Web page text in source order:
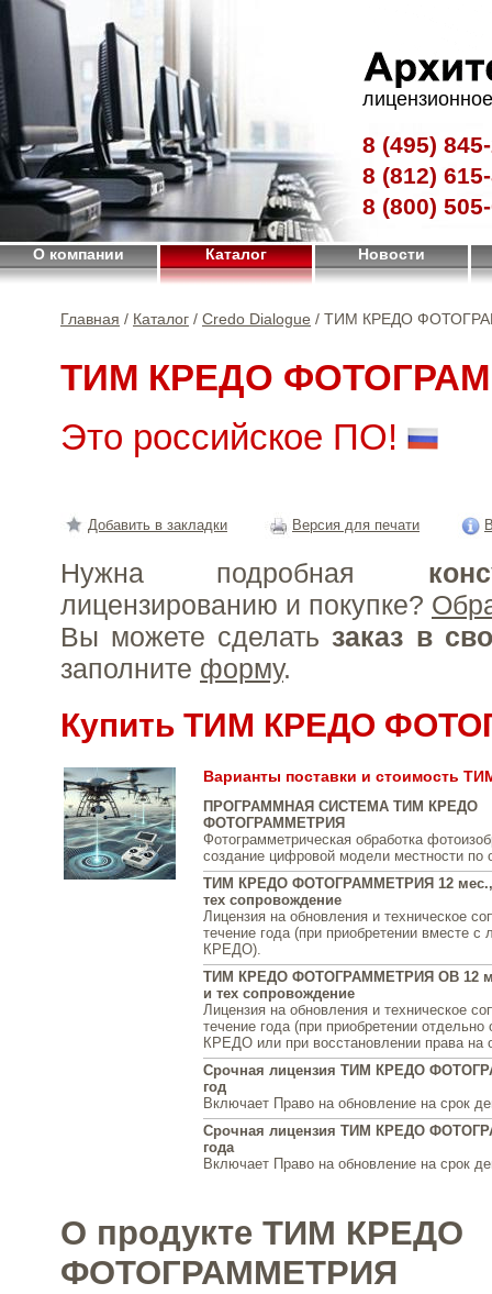
8 (495)
8 (812)
8 (800)
О компании Каталог Новости
Главная / Каталог / Credo Dialogue / ТИМ КРЕДО
ТИМ КРЕДО
Это российское ПО!
Добавить в закладки Версия для печати
Нужна подробная
лицензированию и покупке?
Вы можете сделать заказ в
заполните форму.
Купить ТИМ КРЕДО
Варианты поставки и стоимость
ПРОГРАММНАЯ СИСТЕМА ТИМ КРЕДО
ФОТОГРАММЕТРИЯ
Фотограмметрическая обработка
создание цифровой модели местности по
ТИМ КРЕДО ФОТОГРАММЕТРИЯ 12 мес.,
тех сопровождение
Лицензия на обновления и техническое
течение года (при приобретении вместе
КРЕДО).
ТИМ КРЕДО ФОТОГРАММЕТРИЯ ОВ 12
и тех сопровождение
Лицензия на обновления и техническое
течение года (при приобретении
КРЕДО или при восстановлении права на
Срочная лицензия ТИМ КРЕДО
год
Включает Право на обновление на срок
Срочная лицензия ТИМ КРЕДО
года
Включает Право на обновление на срок
О продукте ТИМ КРЕДО
ФОТОГРАММЕТРИЯ